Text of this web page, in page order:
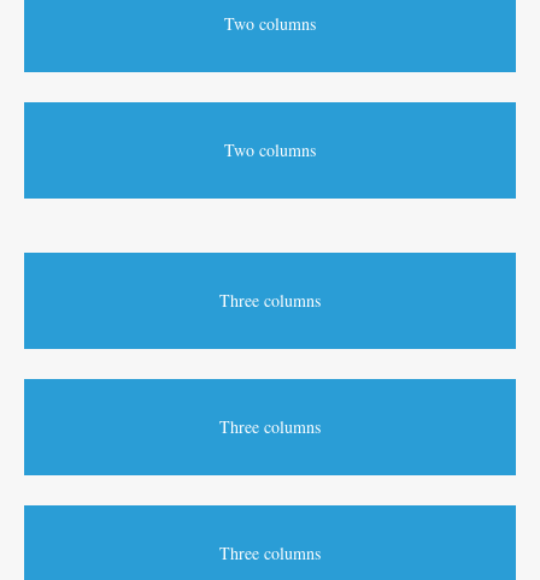
Two columns
Two columns
Three columns
Three columns
Three columns